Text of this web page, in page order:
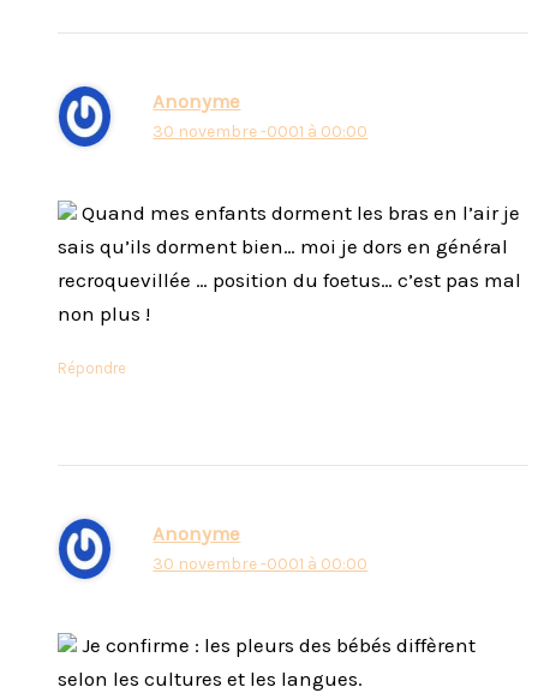
Anonyme
30 novembre -0001 à 00:00
Quand mes enfants dorment les bras en l’air je
sais qu’ils dorment bien… moi je dors en général
recroquevillée … position du foetus… c’est pas mal
non plus !
Répondre
Anonyme
30 novembre -0001 à 00:00
Je confirme : les pleurs des bébés diffèrent
selon les cultures et les langues.